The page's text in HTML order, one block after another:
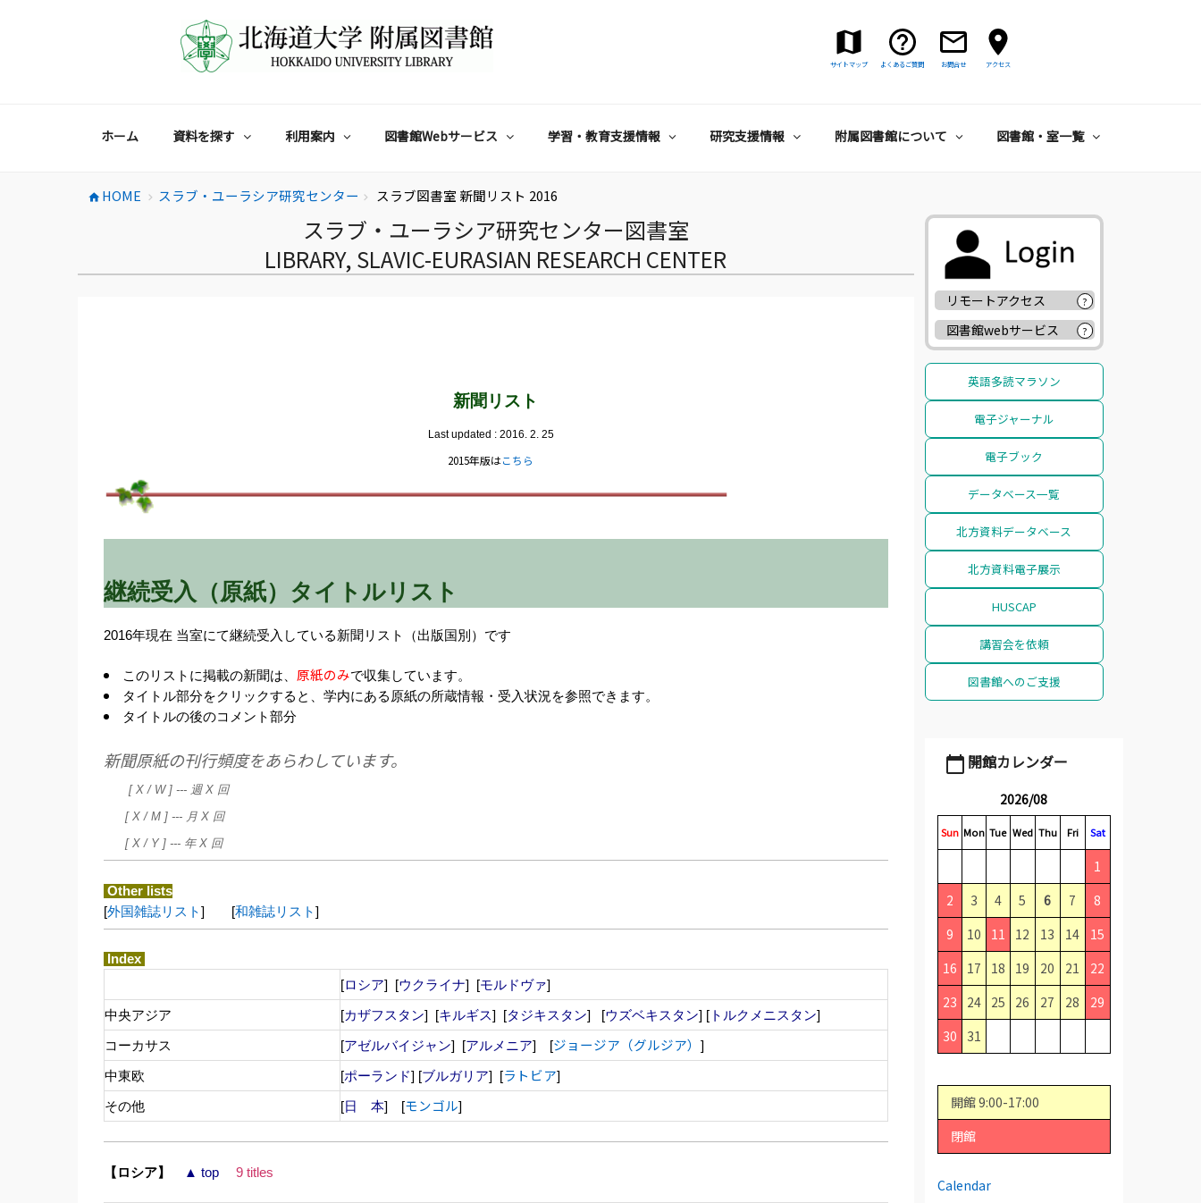
サイトマップ よくあるご質問 お問合せ アクセス
ホーム 資料を探す 利用案内 図書館Webサービス 学習・教育支援情報 研究支援情報 附属図書館について 図書館・室一覧
home HOME chevron_right スラブ・ユーラシア研究センター chevron_right スラブ図書室 新聞リスト 2016
スラブ・ユーラシア研究センター図書室
LIBRARY, SLAVIC-EURASIAN RESEARCH CENTER
新聞リスト
Last updated : 2016. 2. 25
2015年版はこちら
継続受入（原紙）タイトルリスト
2016年現在 当室にて継続受入している新聞リスト（出版国別）です
このリストに掲載の新聞は、原紙のみで収集しています。
タイトル部分をクリックすると、学内にある原紙の所蔵情報・受入状況を参照できます。
タイトルの後のコメント部分
新聞原紙の刊行頻度をあらわしています。
[ X / W ] --- 週 X 回
[ X / M ] --- 月 X 回
[ X / Y ] --- 年 X 回
Other lists
[外国雑誌リスト] [和雑誌リスト]
Index
[ロシア] [ウクライナ] [モルドヴァ]
中央アジア [カザフスタン] [キルギス] [タジキスタン] [ウズベキスタン] [トルクメニスタン]
コーカサス [アゼルバイジャン] [アルメニア] [ジョージア（グルジア） ]
中東欧 [ポーランド] [ブルガリア] [ラトビア]
その他 [日 本] [モンゴル]
【ロシア】 ▲ top 9 titles
リモートアクセス ?
図書館webサービス ?
英語多読マラソン
電子ジャーナル
電子ブック
データベース一覧
北方資料データベース
北方資料電子展示
HUSCAP
講習会を依頼
図書館へのご支援
calendar_today 開館カレンダー
2026/08
Sun Mon Tue Wed Thu Fri Sat
1
2
3 4 5 6 7
8
9
10 11 12 13 14
15
16
17 18 19 20 21
22
23
24 25 26 27 28
29
30
31
開館 9:00-17:00
閉館
Calendar